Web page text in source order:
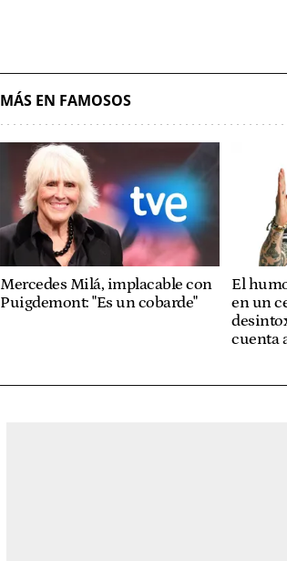
MÁS EN FAMOSOS
Mercedes Milá, implacable con
Puigdemont: "Es un cobarde"
El
en un
cuenta